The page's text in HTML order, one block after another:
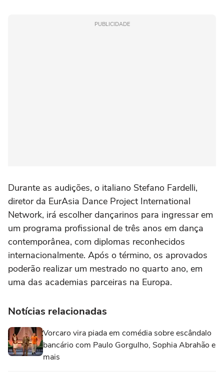
PUBLICIDADE
Durante as audições, o italiano Stefano Fardelli,
diretor da EurAsia Dance Project International
Network, irá escolher dançarinos para ingressar em
um programa profissional de três anos em dança
contemporânea, com diplomas reconhecidos
internacionalmente. Após o término, os aprovados
poderão realizar um mestrado no quarto ano, em
uma das academias parceiras na Europa.
Notícias relacionadas
Vorcaro vira piada em comédia sobre escândalo
bancário com Paulo Gorgulho, Sophia Abrahão e
mais